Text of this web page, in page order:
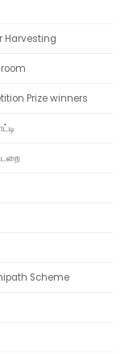
Harvesting
Prize winners
Scheme